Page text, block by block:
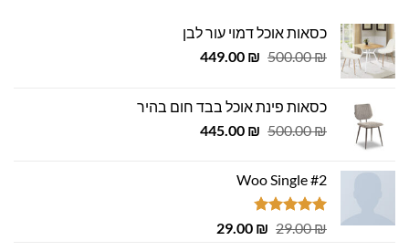
כסאות אוכל דמוי עור לבן
500.00₪
המחיר
500.00 ₪.
449.00 ₪
המחיר
449.00 ₪.
כסאות פינת אוכל בבד חום בהיר
500.00₪
המחיר
500.00 ₪.
445.00 ₪
המחיר
Woo Single #2
דורג4.75
29.00₪
המחיר
29.00 ₪
המחיר